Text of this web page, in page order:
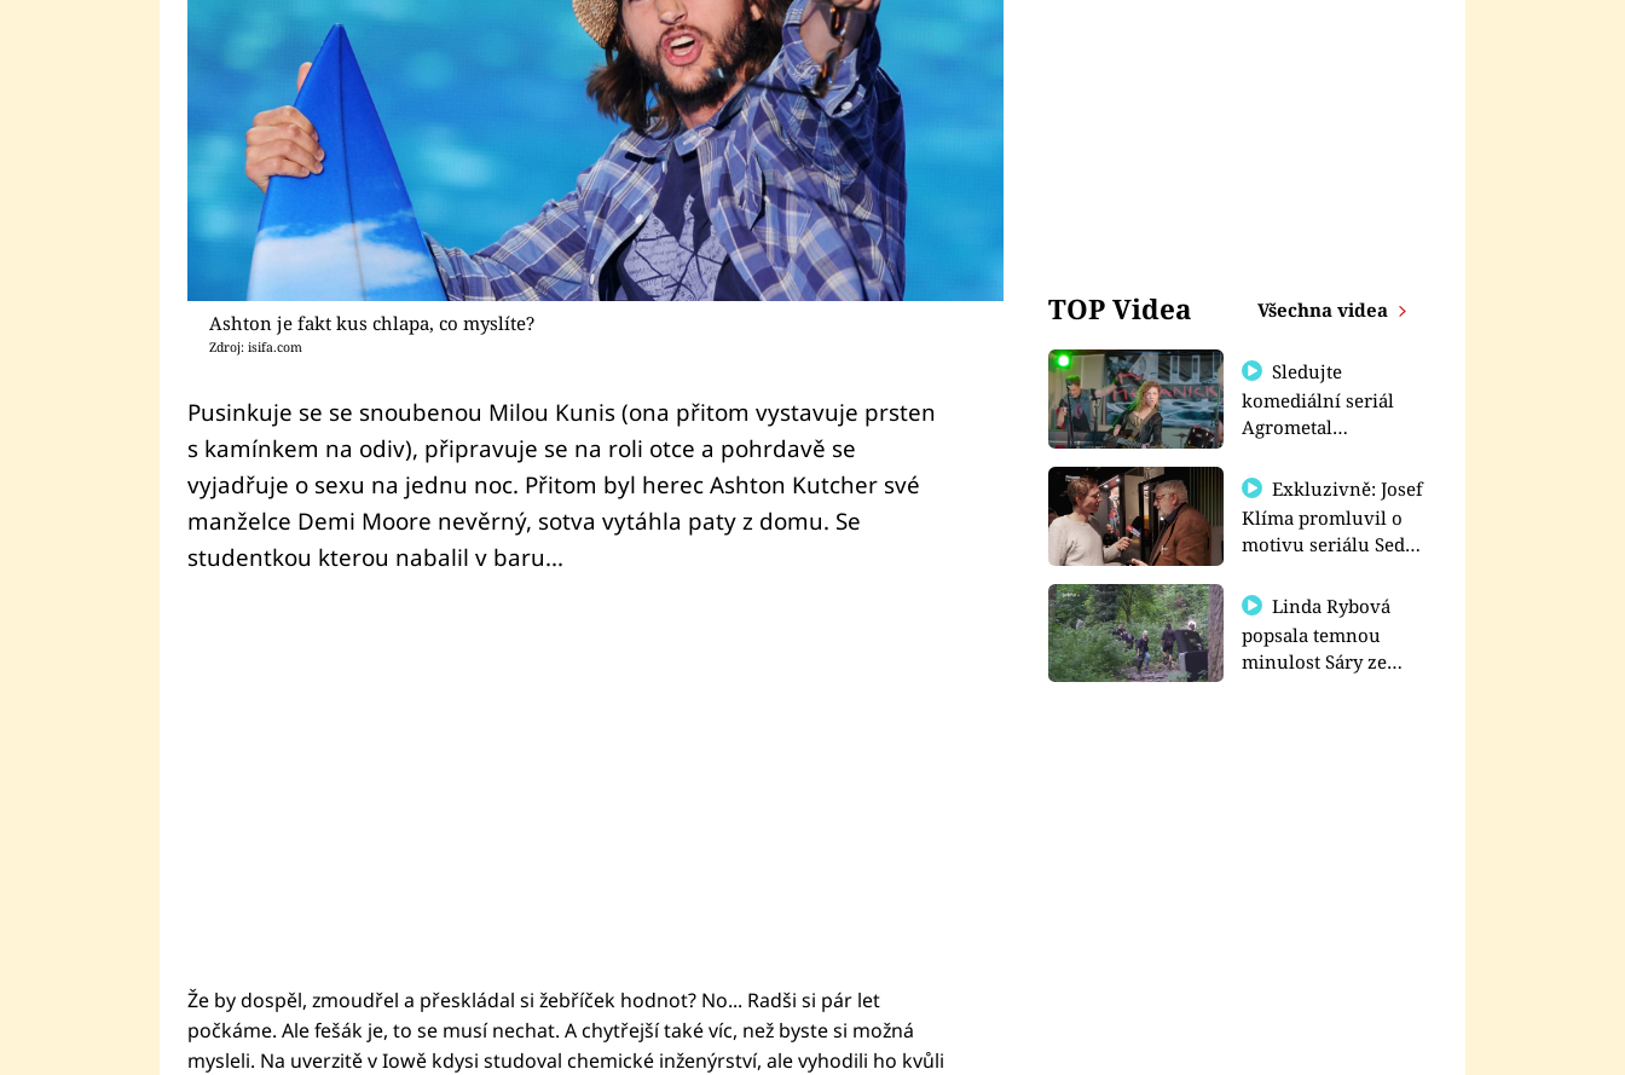
Ashton je fakt kus chlapa, co myslíte?
Zdroj: isifa.com
Pusinkuje se se snoubenou Milou Kunis (ona přitom vystavuje prsten
s kamínkem na odiv), připravuje se na roli otce a pohrdavě se
vyjadřuje o sexu na jednu noc. Přitom byl herec Ashton Kutcher své
manželce Demi Moore nevěrný, sotva vytáhla paty z domu. Se
studentkou kterou nabalil v baru...
Že by dospěl, zmoudřel a přeskládal si žebříček hodnot? No... Radši si pár let
počkáme. Ale fešák je, to se musí nechat. A chytřejší také víc, než byste si možná
mysleli. Na uverzitě v Iowě kdysi studoval chemické inženýrství, ale vyhodili ho kvůli
TOP Videa Všechna videa
Sledujte
komediální seriál
Agrometal
prima+
Exkluzivně: Josef
Klíma promluvil o
motivu seriálu Sedm
Linda Rybová
popsala temnou
minulost Sáry ze